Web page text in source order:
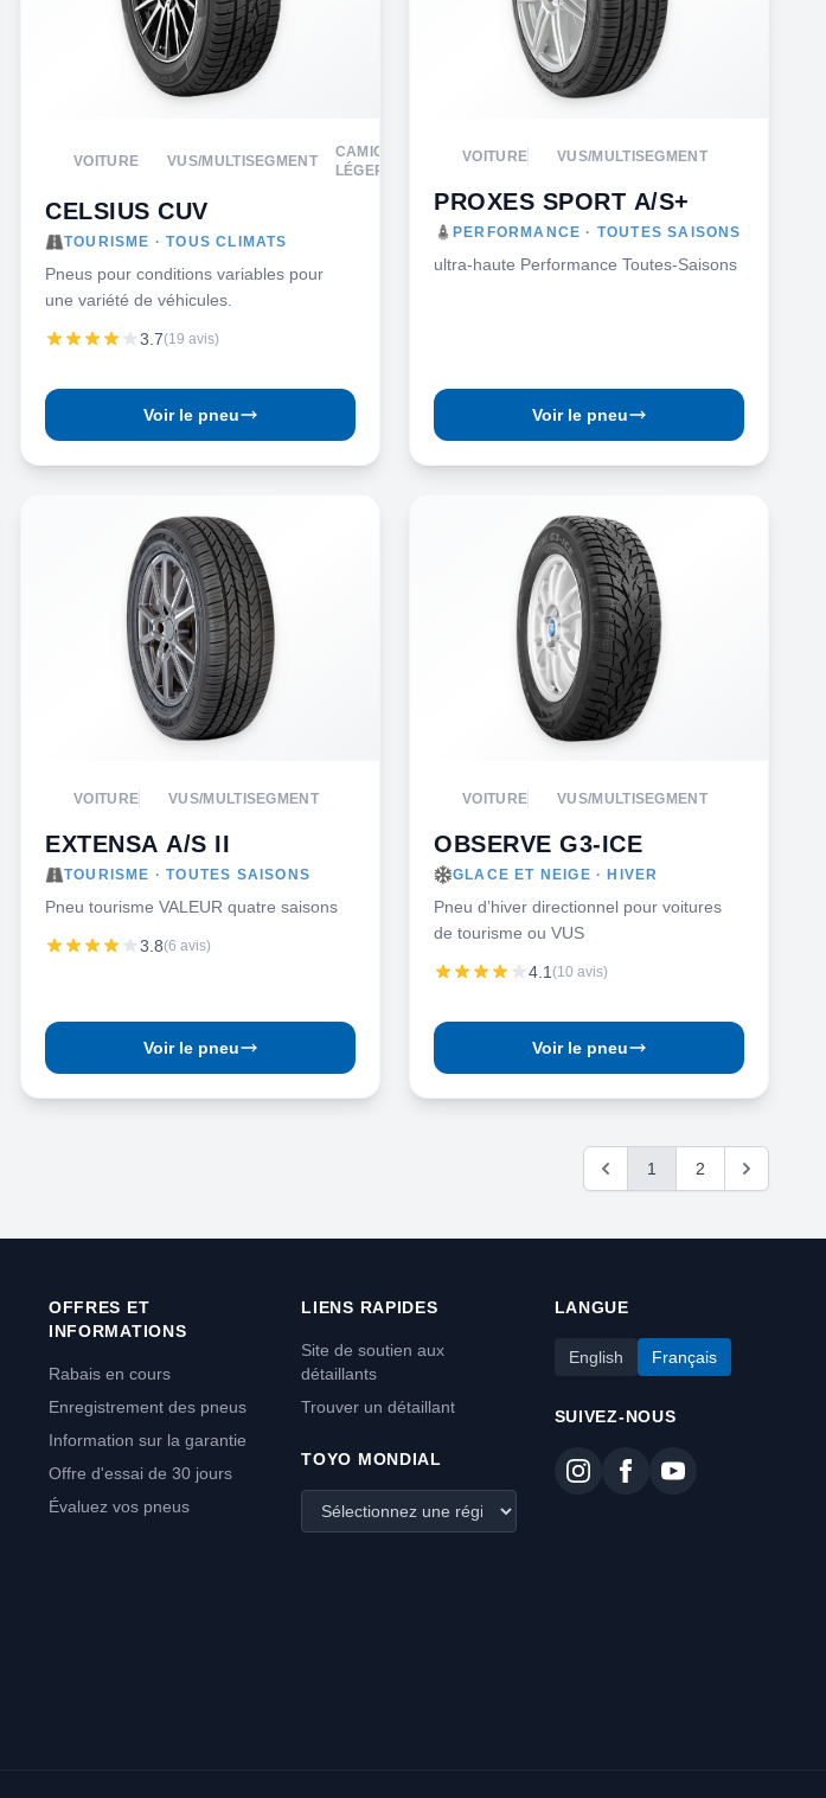
VOITURE VUS/MULTISEGMENT
CAMION
LÉGER
CELSIUS CUV
TOURISME · TOUS CLIMATS
Pneus pour conditions variables pour
une variété de véhicules.
3.7(19 avis)
Voir le pneu
VOITURE VUS/MULTISEGMENT
PROXES SPORT A/S+
PERFORMANCE · TOUTES SAISONS
ultra-haute Performance Toutes-Saisons
Voir le pneu
VOITURE VUS/MULTISEGMENT
EXTENSA A/S II
TOURISME · TOUTES SAISONS
Pneu tourisme VALEUR quatre saisons
3.8(6 avis)
Voir le pneu
VOITURE VUS/MULTISEGMENT
OBSERVE G3-ICE
GLACE ET NEIGE · HIVER
Pneu d’hiver directionnel pour voitures
de tourisme ou VUS
4.1 (10 avis)
Voir le pneu
1 2
OFFRES ET
INFORMATIONS
Rabais en cours
Enregistrement des pneus
Information sur la garantie
Offre d'essai de 30 jours
Évaluez vos pneus
LIENS RAPIDES
Site de soutien aux
détaillants
Trouver un détaillant
TOYO MONDIAL
LANGUE
English Français
SUIVEZ-NOUS